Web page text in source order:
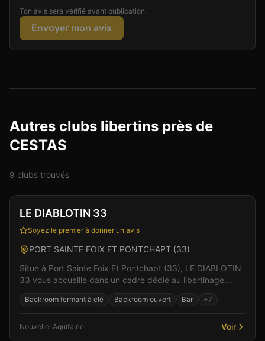
Ton avis sera vérifié avant publication.
Envoyer mon avis
Autres clubs libertins près de
CESTAS
9 clubs trouvés
LE DIABLOTIN 33
Soyez le premier à donner un avis
PORT SAINTE FOIX ET PONTCHAPT (33)
Situé à Port Sainte Foix Et Pontchapt (33), LE DIABLOTIN
33 vous accueille dans un cadre dédié au libertinage.
Backroom fermant à clé Backroom ouvert Bar +7
Nouvelle-Aquitaine Voir